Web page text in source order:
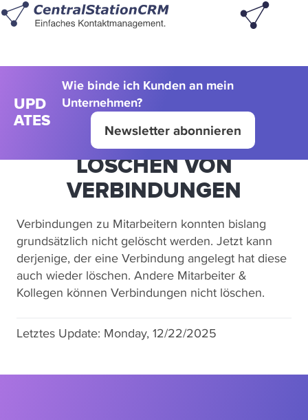
UPD
ATES
Wie binde ich Kunden an mein
Unternehmen?
Newsletter abonnieren
LÖSCHEN VON
VERBINDUNGEN
Verbindungen zu Mitarbeitern konnten bislang
grundsätzlich nicht gelöscht werden. Jetzt kann
derjenige, der eine Verbindung angelegt hat diese
auch wieder löschen. Andere Mitarbeiter &
Kollegen können Verbindungen nicht löschen.
Letztes Update: Monday, 12/22/2025